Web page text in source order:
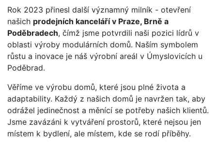
Rok 2023 přinesl další významný milník - otevření
našich prodejních kanceláří v Praze, Brně a
Poděbradech, čímž jsme potvrdili naši pozici lídrů v
oblasti výroby modulárních domů. Naším symbolem
růstu a inovace je náš výrobní areál v Úmyslovicích u
Poděbrad.
Věříme ve výrobu domů, které jsou plné života a
adaptability. Každý z našich domů je navržen tak, aby
odrážel jedinečnost a měnící se potřeby našich klientů.
Jsme zavázáni k vytváření prostorů, které nejsou jen
místem k bydlení, ale místem, kde se rodí příběhy.